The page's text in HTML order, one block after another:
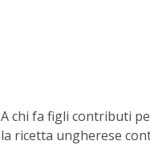
A chi fa figli contributi
la ricetta ungherese